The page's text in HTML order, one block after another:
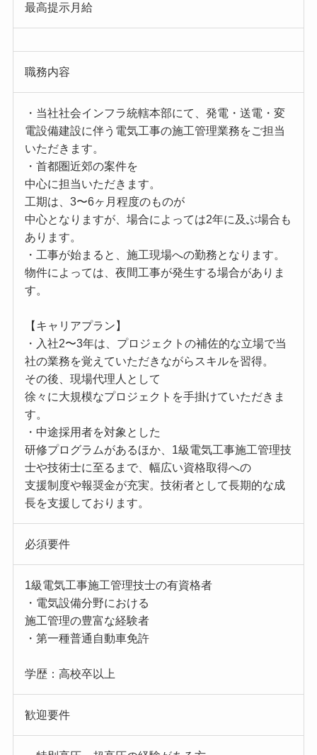
最高提示月給
職務内容
・当社社会インフラ統轄本部にて、発電・送電・変
電設備建設に伴う電気工事の施工管理業務をご担当
いただきます。
・首都圏近郊の案件を
中心に担当いただきます。
工期は、3〜6ヶ月程度のものが
中心となりますが、場合によっては2年に及ぶ場合も
あります。
・工事が始まると、施工現場への勤務となります。
物件によっては、夜間工事が発生する場合がありま
す。
【キャリアプラン】
・入社2〜3年は、プロジェクトの補佐的な立場で当
社の業務を覚えていただきながらスキルを習得。
その後、現場代理人として
徐々に大規模なプロジェクトを手掛けていただきま
す。
・中途採用者を対象とした
研修プログラムがあるほか、1級電気工事施工管理技
士や技術士に至るまで、幅広い資格取得への
支援制度や報奨金が充実。技術者として長期的な成
長を支援しております。
必須要件
1級電気工事施工管理技士の有資格者
・電気設備分野における
施工管理の豊富な経験者
・第一種普通自動車免許
学歴：高校卒以上
歓迎要件